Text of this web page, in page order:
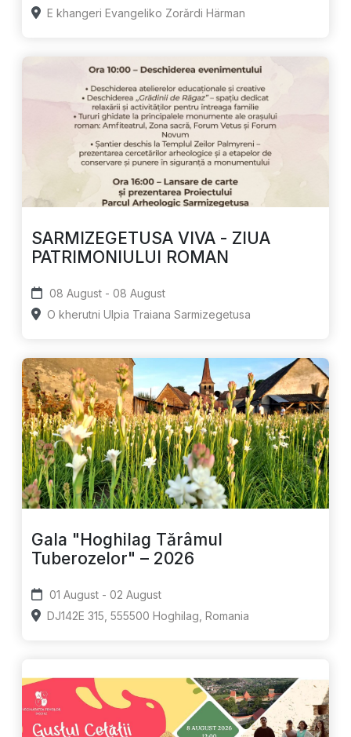
E khangeri Evangeliko Zorǎrdi Härman
SARMIZEGETUSA VIVA - ZIUA
PATRIMONIULUI ROMAN
08 August - 08 August
O kherutni Ulpia Traiana Sarmizegetusa
Gala "Hoghilag Tărâmul
Tuberozelor" – 2026
01 August - 02 August
DJ142E 315, 555500 Hoghilag, Romania